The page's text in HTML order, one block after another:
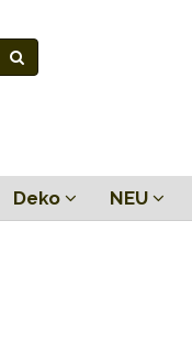
Deko NEU